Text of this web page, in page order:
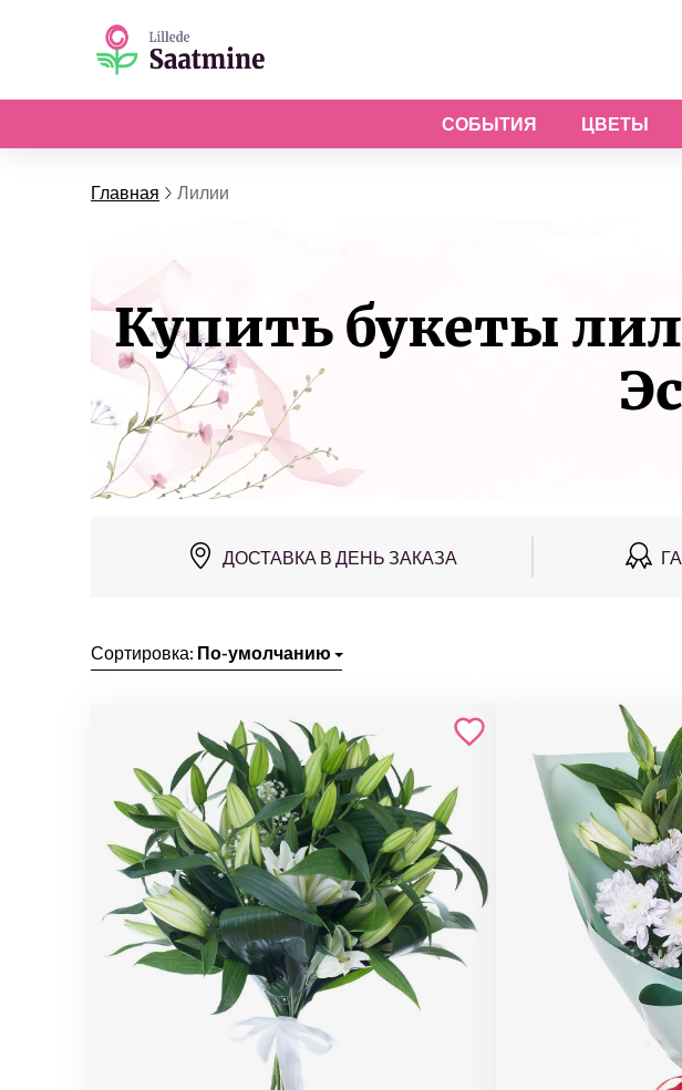
СОБЫТИЯ ЦВЕТЫ
Главная Лилии
Купить букеты
ДОСТАВКА В ДЕНЬ ЗАКАЗА
Сортировка: По-умолчанию